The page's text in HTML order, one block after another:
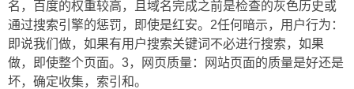
名，百度的权重较高，且域名完成之前是检查的灰色历史或
通过搜索引擎的惩罚，即使是红安。2任何暗示，用户行为：
即说我们做，如果有用户搜索关键词不必进行搜索，如果
做，即使整个页面。3，网页质量：网站页面的质量是好还是
坏，确定收集，索引和。